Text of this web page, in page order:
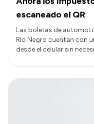
escaneado el QR
Las boletas de
Río Negro cuentan con
desde el celular sin